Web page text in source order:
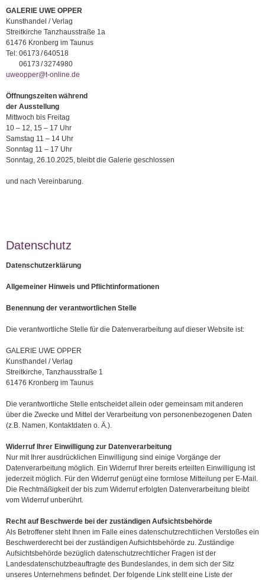
GALERIE UWE OPPER
Kunsthandel / Verlag
Streitkirche Tanzhausstraße 1a
61476 Kronberg im Taunus
Tel: 06173 / 640518
06173 / 3274980
uweopper@t-online.de
Öffnungszeiten während
der Ausstellung
Mittwoch bis Freitag
10 – 12, 15 – 17 Uhr
Samstag 11 – 14 Uhr
Sonntag 11 – 17 Uhr
Sonntag, 26.10.2025, bleibt die Galerie geschlossen
und nach Vereinbarung.
Datenschutz
Datenschutzerklärung
Allgemeiner Hinweis und Pflichtinformationen
Benennung der verantwortlichen Stelle
Die verantwortliche Stelle für die Datenverarbeitung auf dieser Website ist:
GALERIE UWE OPPER
Kunsthandel / Verlag
Streitkirche, Tanzhausstraße 1
61476 Kronberg im Taunus
Die verantwortliche Stelle entscheidet allein oder gemeinsam mit anderen
über die Zwecke und Mittel der Verarbeitung von personenbezogenen Daten
(z.B. Namen, Kontaktdaten o. Ä.).
Widerruf Ihrer Einwilligung zur Datenverarbeitung
Nur mit Ihrer ausdrücklichen Einwilligung sind einige Vorgänge der
Datenverarbeitung möglich. Ein Widerruf Ihrer bereits erteilten Einwilligung ist
jederzeit möglich. Für den Widerruf genügt eine formlose Mitteilung per E-Mail.
Die Rechtmäßigkeit der bis zum Widerruf erfolgten Datenverarbeitung bleibt
vom Widerruf unberührt.
Recht auf Beschwerde bei der zuständigen Aufsichtsbehörde
Als Betroffener steht Ihnen im Falle eines datenschutzrechtlichen Verstoßes ein
Beschwerderecht bei der zuständigen Aufsichtsbehörde zu. Zuständige
Aufsichtsbehörde bezüglich datenschutzrechtlicher Fragen ist der
Landesdatenschutzbeauftragte des Bundeslandes, in dem sich der Sitz
unseres Unternehmens befindet. Der folgende Link stellt eine Liste der